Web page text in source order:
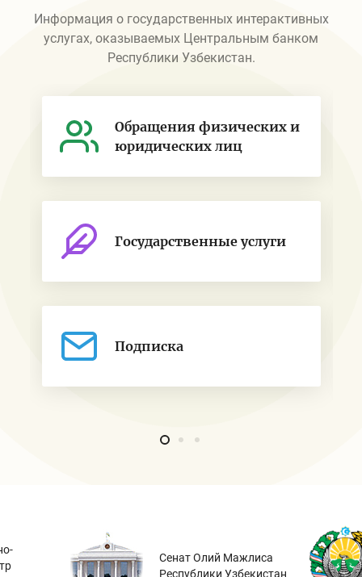
Информация о государственных интерактивных
услугах, оказываемых Центральным банком
Республики Узбекистан.
Обращения физических и
юридических лиц
Государственные услуги
Подписка
Сенат Олий Мажлиса
Республики Узбекистан